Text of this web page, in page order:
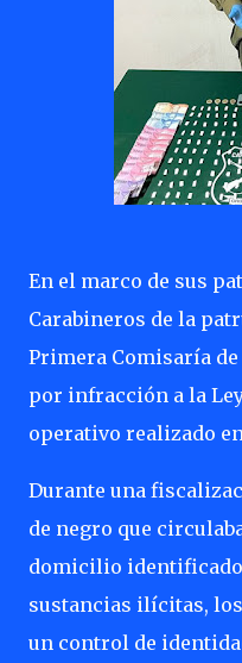
En el marco de sus
Carabineros de la
Primera Comisaría
por infracción a la
operativo realizado
Durante una
de negro que
domicilio identificado
sustancias ilícitas,
un control de